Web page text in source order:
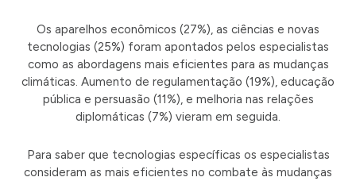
Os aparelhos econômicos (27%), as ciências e novas
tecnologias (25%) foram apontados pelos especialistas
como as abordagens mais eficientes para as mudanças
climáticas. Aumento de regulamentação (19%), educação
pública e persuasão (11%), e melhoria nas relações
diplomáticas (7%) vieram em seguida.
Para saber que tecnologias específicas os especialistas
consideram as mais eficientes no combate às mudanças